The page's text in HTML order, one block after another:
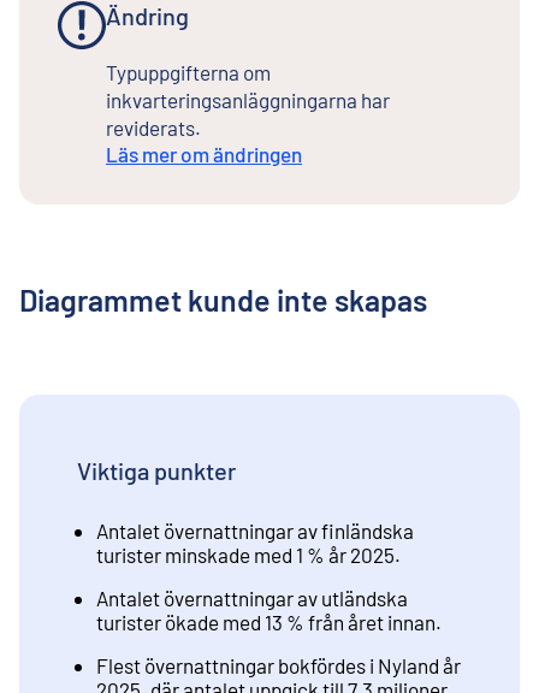
Ändring
Typuppgifterna om
inkvarteringsanläggningarna har
reviderats.
Läs mer om ändringen
Diagrammet kunde inte skapas
Viktiga punkter
Antalet övernattningar av finländska
turister minskade med 1 % år 2025.
Antalet övernattningar av utländska
turister ökade med 13 % från året innan.
Flest övernattningar bokfördes i Nyland år